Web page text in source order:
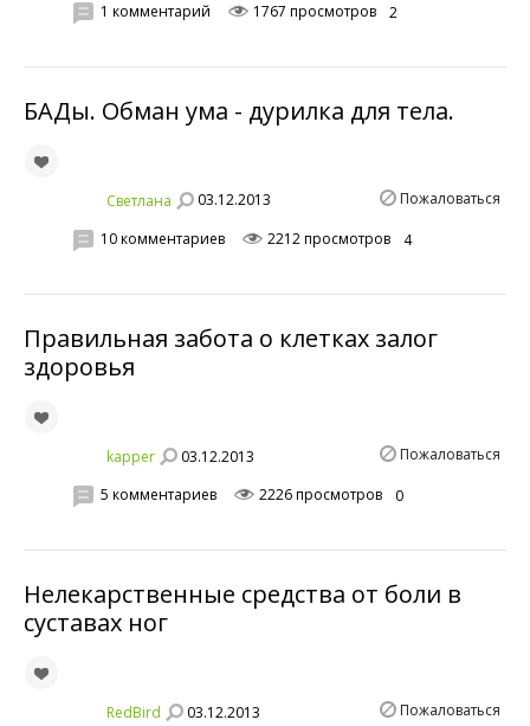
1 комментарий 1767 просмотров 2
БАДы. Обман ума - дурилка для тела.
Светланa 03.12.2013 Пожаловаться
10 комментариев 2212 просмотров 4
Правильная забота о клетках залог
здоровья
kapper 03.12.2013 Пожаловаться
5 комментариев 2226 просмотров 0
Нелекарственные средства от боли в
суставах ног
RedBird 03.12.2013 Пожаловаться